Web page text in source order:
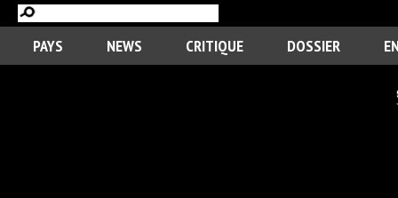
PAYS NEWS CRITIQUE DOSSIER